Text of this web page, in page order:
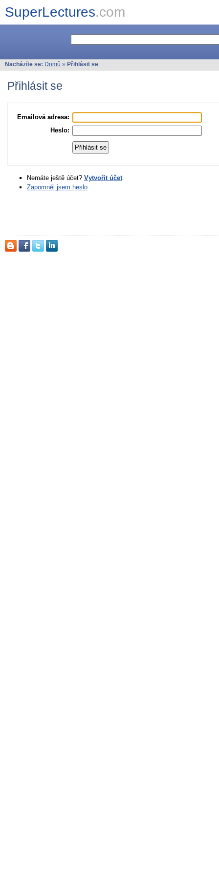
SuperLectures.com
Nacházíte se: Domů » Přihlásit se
Přihlásit se
Emailová adresa:
Heslo:
Nemáte ještě účet? Vytvořit účet
Zapomněl jsem heslo